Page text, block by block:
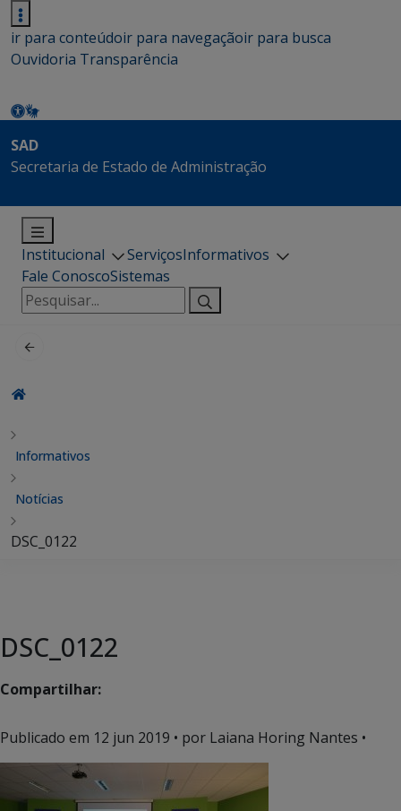
ir para conteúdoir para navegaçãoir para busca
Ouvidoria Transparência
SAD
Secretaria de Estado de Administração
Institucional ServiçosInformativos
Fale ConoscoSistemas
Pesquisar
por:
Informativos
Notícias
DSC_0122
DSC_0122
Compartilhar:
Publicado em 12 jun 2019 • por Laiana Horing Nantes •